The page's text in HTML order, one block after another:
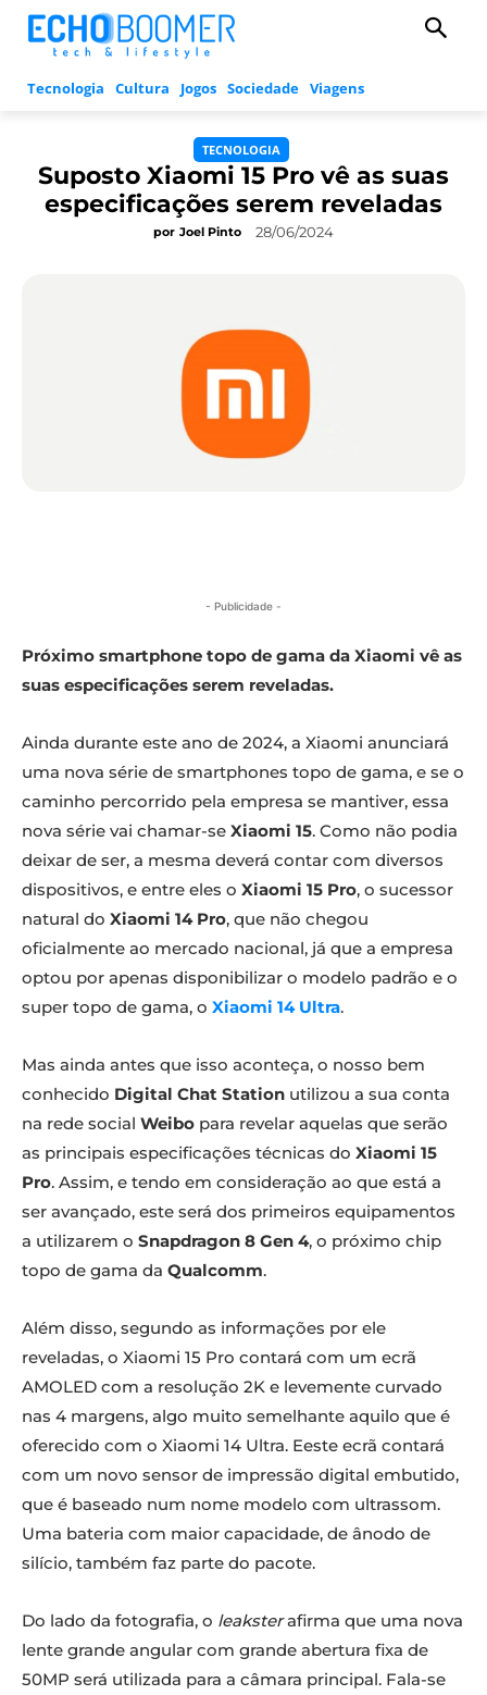
Tecnologia Cultura Jogos Sociedade Viagens
TECNOLOGIA
Suposto Xiaomi 15 Pro vê as suas
especificações serem reveladas
por Joel Pinto 28/06/2024
- Publicidade -
Próximo smartphone topo de gama da Xiaomi vê as
suas especificações serem reveladas.
Ainda durante este ano de 2024, a Xiaomi anunciará
uma nova série de smartphones topo de gama, e se o
caminho percorrido pela empresa se mantiver, essa
nova série vai chamar-se Xiaomi 15. Como não podia
deixar de ser, a mesma deverá contar com diversos
dispositivos, e entre eles o Xiaomi 15 Pro, o sucessor
natural do Xiaomi 14 Pro, que não chegou
oficialmente ao mercado nacional, já que a empresa
optou por apenas disponibilizar o modelo padrão e o
super topo de gama, o Xiaomi 14 Ultra.
Mas ainda antes que isso aconteça, o nosso bem
conhecido Digital Chat Station utilizou a sua conta
na rede social Weibo para revelar aquelas que serão
as principais especificações técnicas do Xiaomi 15
Pro. Assim, e tendo em consideração ao que está a
ser avançado, este será dos primeiros equipamentos
a utilizarem o Snapdragon 8 Gen 4, o próximo chip
topo de gama da Qualcomm.
Além disso, segundo as informações por ele
reveladas, o Xiaomi 15 Pro contará com um ecrã
AMOLED com a resolução 2K e levemente curvado
nas 4 margens, algo muito semelhante aquilo que é
oferecido com o Xiaomi 14 Ultra. Eeste ecrã contará
com um novo sensor de impressão digital embutido,
que é baseado num nome modelo com ultrassom.
Uma bateria com maior capacidade, de ânodo de
silício, também faz parte do pacote.
Do lado da fotografia, o leaksterafirma que uma nova
lente grande angular com grande abertura fixa de
50MP será utilizada para a câmara principal. Fala-se